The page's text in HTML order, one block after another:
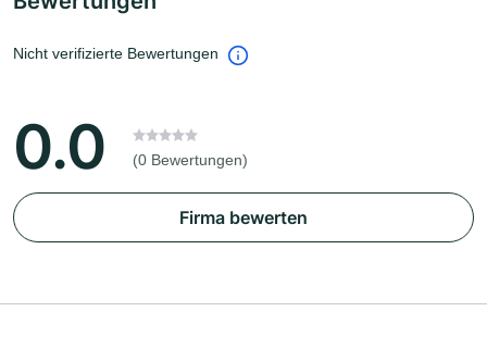
Nicht verifizierte Bewertungen
0.0 (0 Bewertungen)
Firma bewerten